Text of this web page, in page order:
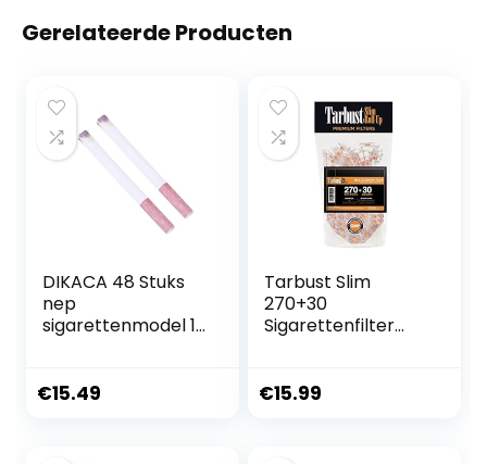
Gerelateerde Producten
DIKACA 48 Stuks
nep
sigarettenmodel 1
realistische leuk
€15.49
Tarbust Slim
270+30
Sigarettenfilter
Teerfilter voor
€15.99